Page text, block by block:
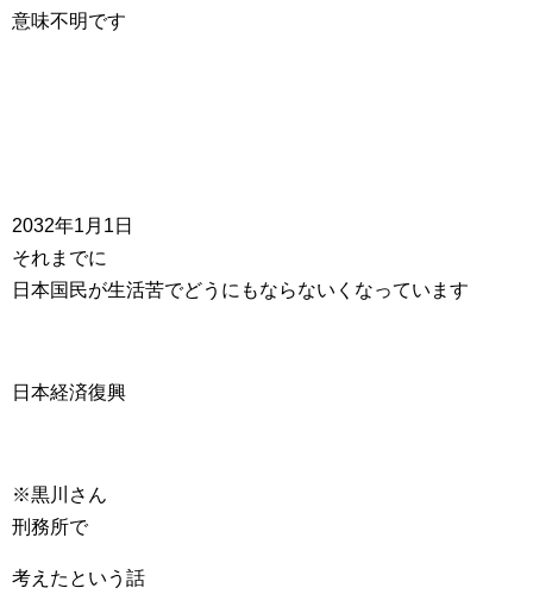
意味不明です
2032年1月1日
それまでに
日本国民が生活苦でどうにもならないくなっています
日本経済復興
※黒川さん
刑務所で
考えたという話